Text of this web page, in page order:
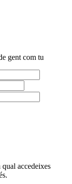
gent com tu
accedeixes